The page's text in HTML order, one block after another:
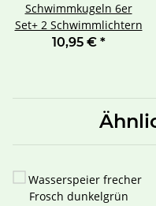
Schwimmkugeln 6er
Set+ 2 Schwimmlichtern
10,95 € *